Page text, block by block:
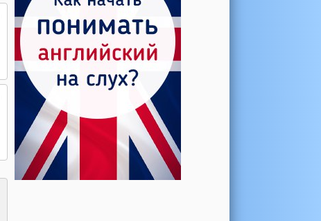
спортом